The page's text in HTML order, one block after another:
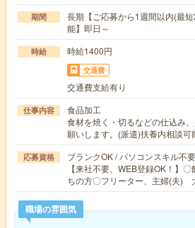
期間
長期【ご応募から1週間以内(最
能】即日～
時給 時給1400円
交通費
交通費支給有り
仕事内容
食品加工
食材を焼く・切るなどの仕込み
願いします。(派遣)扶養内相談
応募資格
ブランクOK / パソコンスキル不
【来社不要、WEB登録OK！】
ちの方〇フリーター、主婦(夫)
職場の雰囲気